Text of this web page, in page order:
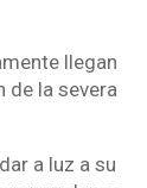
llegan
de la severa
a luz a su